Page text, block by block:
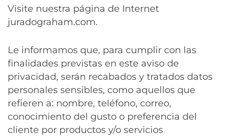
Visite nuestra página de Internet
juradograham.com.
Le informamos que, para cumplir con las
finalidades previstas en este aviso de
privacidad, serán recabados y tratados datos
personales sensibles, como aquellos que
refieren a: nombre, teléfono, correo,
conocimiento del gusto o preferencia del
cliente por productos y/o servicios